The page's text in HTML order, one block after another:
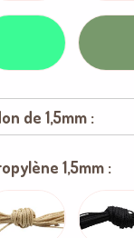
de 1,5mm :
satin 1,5mm :